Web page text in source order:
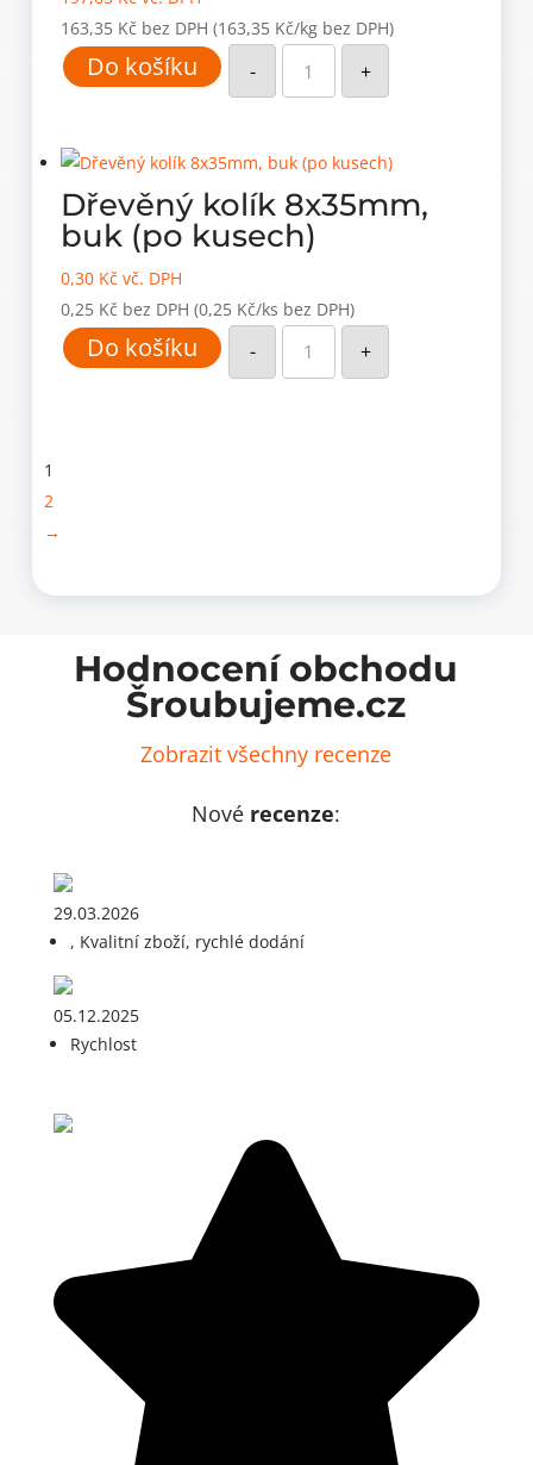
163,35 Kč bez DPH (163,35 Kč/kg bez DPH)
Do košíku -
Dřevěný
kolík
8x35mm,
buk
množství
+
Dřevěný kolík 8x35mm,
buk (po kusech)
0,30 Kč vč. DPH
0,25 Kč bez DPH (0,25 Kč/ks bez DPH)
Do košíku -
Dřevěný
kolík
8x35mm,
buk
+
1
2
→
Hodnocení obchodu
Šroubujeme.cz
Zobrazit všechny recenze
Nové recenze:
29.03.2026
, Kvalitní zboží, rychlé dodání
05.12.2025
Rychlost